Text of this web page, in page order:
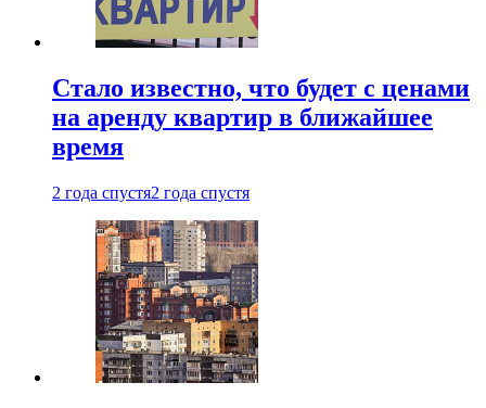
Стало известно, что будет с ценами
на аренду квартир в ближайшее
время
2 года спустя2 года спустя